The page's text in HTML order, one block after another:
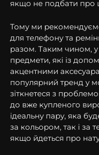
якщо не подбати про
Тому ми
для телефону та
разом. Таким чином,
предмети, які із
акцентними
популярний тренд у
зіткнетеся з
до вже купленого
ідеальну пару, яка
за кольором, так і за
якщо йдеться про